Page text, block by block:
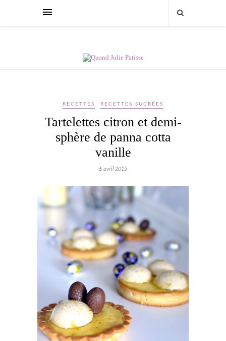
RECETTES RECETTES SUCRÉES
Tartelettes citron et demi-
sphère de panna cotta
vanille
6 avril 2015